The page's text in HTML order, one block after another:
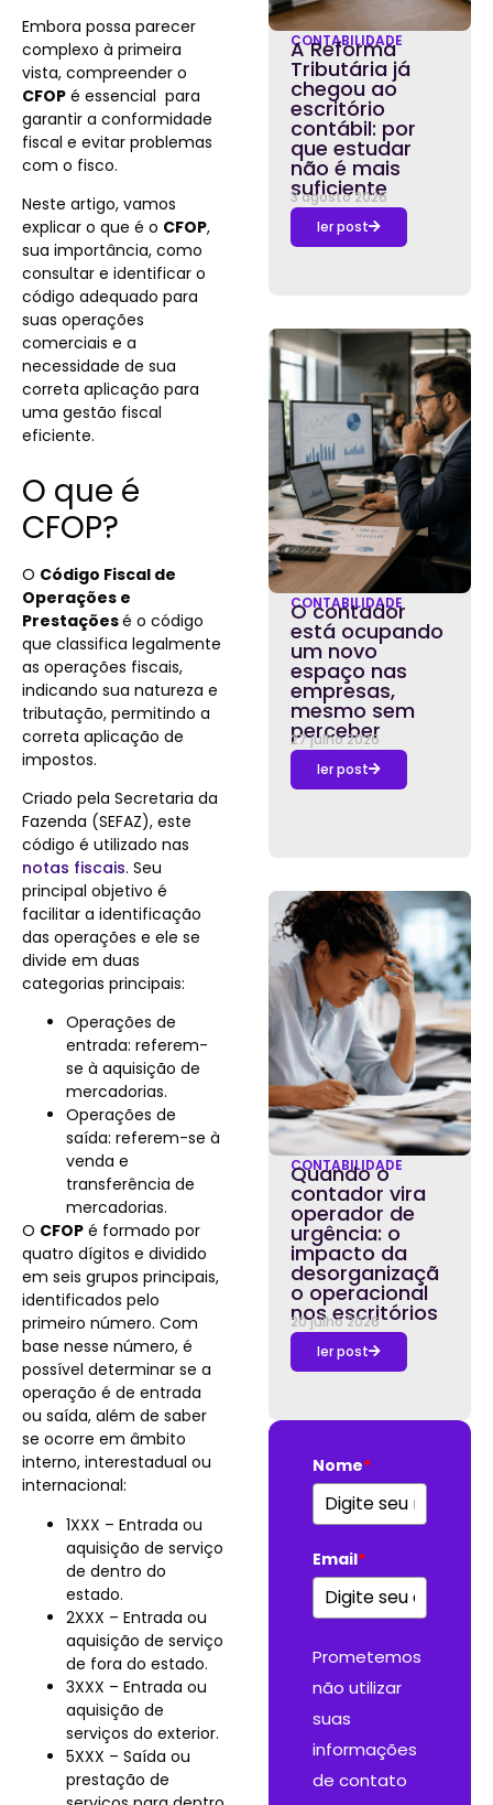
Embora possa parecer
complexo à primeira
vista, compreender o
CFOP é essencial para
garantir a conformidade
fiscal e evitar problemas
com o fisco.
Neste artigo, vamos
explicar o que é o CFOP,
sua importância, como
consultar e identificar o
código adequado para
suas operações
comerciais e a
necessidade de sua
correta aplicação para
uma gestão fiscal
eficiente.
O que é
CFOP?
O Código Fiscal de
Operações e
Prestaçõesé o código
que classifica legalmente
as operações fiscais,
indicando sua natureza e
tributação, permitindo a
correta aplicação de
impostos.
Criado pela Secretaria da
Fazenda (SEFAZ), este
código é utilizado nas
notas fiscais. Seu
principal objetivo é
facilitar a identificação
das operações e ele se
divide em duas
categorias principais:
Operações de
entrada: referem-
se à aquisição de
mercadorias.
Operações de
saída: referem-se à
venda e
transferência de
mercadorias.
O CFOP é formado por
quatro dígitos e dividido
em seis grupos principais,
identificados pelo
primeiro número. Com
base nesse número, é
possível determinar se a
operação é de entrada
ou saída, além de saber
se ocorre em âmbito
interno, interestadual ou
internacional:
1XXX – Entrada ou
aquisição de serviço
de dentro do
estado.
2XXX – Entrada ou
aquisição de serviço
de fora do estado.
3XXX – Entrada ou
aquisição de
serviços do exterior.
5XXX – Saída ou
prestação de
CONTABILIDADE
A Reforma
Tributária já
chegou ao
escritório
contábil: por
que estudar
não é mais
suficiente
3 agosto 2026
ler post
CONTABILIDADE
O contador
está ocupando
um novo
espaço nas
empresas,
mesmo sem
perceber
27 julho 2026
ler post
CONTABILIDADE
Quando o
contador vira
operador de
urgência: o
impacto da
desorganizaçã
o operacional
nos escritórios
20 julho 2026
ler post
Nome*
Email*
Prometemos
não utilizar
suas
informações
de contato